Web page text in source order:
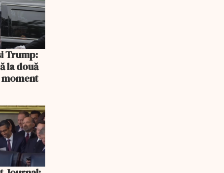
Trump:
la două